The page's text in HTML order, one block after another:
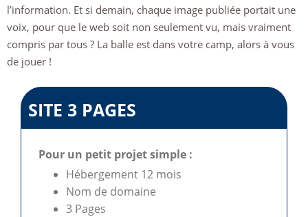
l’information. Et si demain, chaque image publiée portait une
voix, pour que le web soit non seulement vu, mais vraiment
compris par tous ? La balle est dans votre camp, alors à vous
de jouer !
SITE 3 PAGES
Pour un petit projet simple :
Hébergement 12 mois
Nom de domaine
3 Pages